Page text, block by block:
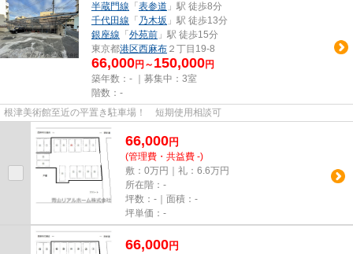
半蔵門線 「 表参道 」駅 徒歩8分
千代田線 「 乃木坂 」駅 徒歩13分
銀座線 「 外苑前 」駅 徒歩15分
東京都港区西麻布 ２丁目19-8
66,000円～ 150,000円
築年数：- ｜募集中： 3室
階数：-
根津美術館至近の平置き駐車場！ 短期使用相談可
66,000円
(管理費・共益費 -)
敷：0万円｜礼：6.6万円
所在階：-
坪数：-｜面積：-
坪単価：-
66,000円